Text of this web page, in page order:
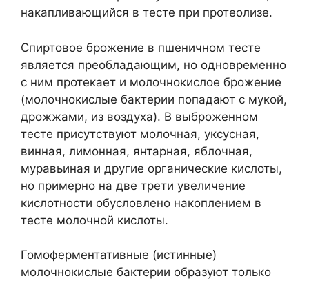
накапливающийся в тесте при протеолизе.
Спиртовое брожение в пшеничном тесте
является преобладающим, но одновременно
с ним протекает и молочнокислое брожение
(молочнокислые бактерии попадают с мукой,
дрожжами, из воздуха). В выброженном
тесте присутствуют молочная, уксусная,
винная, лимонная, янтарная, яблочная,
муравьиная и другие органические кислоты,
но примерно на две трети увеличение
кислотности обусловлено накоплением в
тесте молочной кислоты.
Гомоферментативные (истинные)
молочнокислые бактерии образуют только